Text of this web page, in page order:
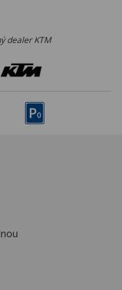
dealer KTM
P0